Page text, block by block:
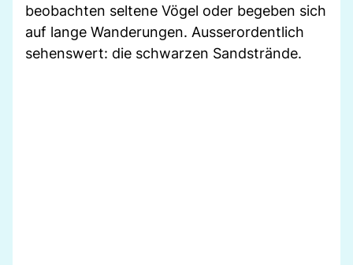
beobachten seltene Vögel oder begeben sich
auf lange Wanderungen. Ausserordentlich
sehenswert: die schwarzen Sandstrände.